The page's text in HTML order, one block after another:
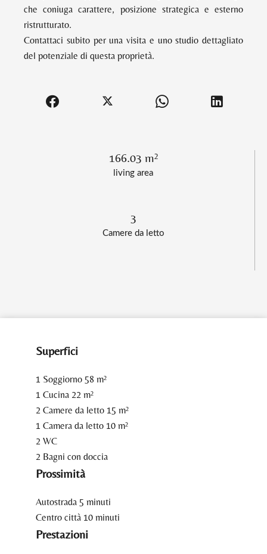
living area
166.03 m²
Camere da letto
3
che coniuga carattere, posizione strategica e esterno
ristrutturato.
Contattaci subito per una visita e uno studio dettagliato
del potenziale di questa proprietà.
Superfici
1 Soggiorno 58 m²
1 Cucina 22 m²
2 Camere da letto 15 m²
1 Camera da letto 10 m²
2 WC
2 Bagni con doccia
Prossimità
Autostrada 5 minuti
Centro città 10 minuti
Prestazioni